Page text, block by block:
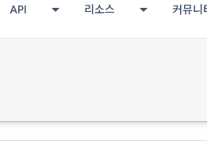
API 리소스 커뮤니